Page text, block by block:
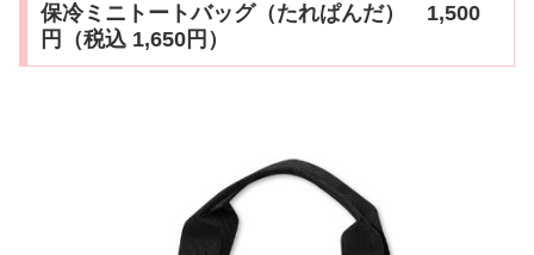
保冷ミニトートバッグ（たれぱんだ） 1,500
円（税込 1,650円）